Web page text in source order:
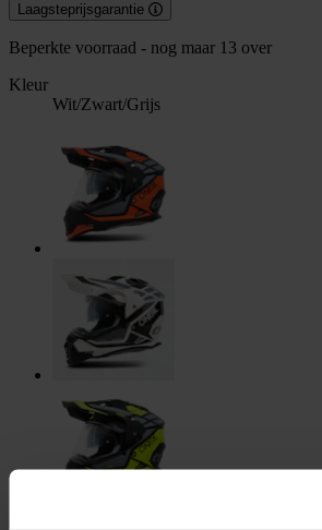
Laagsteprijsgarantie
Beperkte voorraad - nog maar 13 over
Kleur
Wit/Zwart/Grijs